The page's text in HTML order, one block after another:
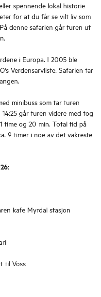
spennende lokal historie
for at du får se vilt liv som
denne safarien går turen ut
i Europa. I 2005 ble
Verdensarvliste. Safarien tar
minibuss som tar turen
går turen videre med tog
time og 20 min. Total tid på
9 timer i noe av det vakreste
kafe Myrdal stasjon
til Voss